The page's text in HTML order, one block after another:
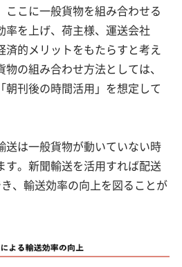
ここに一般貨物を組み合わせる
率を上げ、荷主様、運送会社
的メリットをもたらすと考え
の組み合わせ方法としては、
朝刊後の時間活用」を想定して
送は一般貨物が動いていない時
す。新聞輸送を活用すれば配送
、輸送効率の向上を図ることが